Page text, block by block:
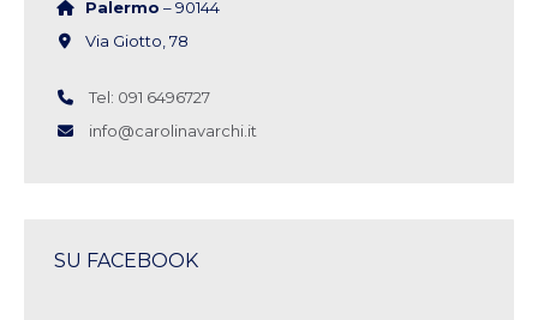
Palermo – 90144
Via Giotto, 78
Tel: 091 6496727
info@carolinavarchi.it
SU FACEBOOK